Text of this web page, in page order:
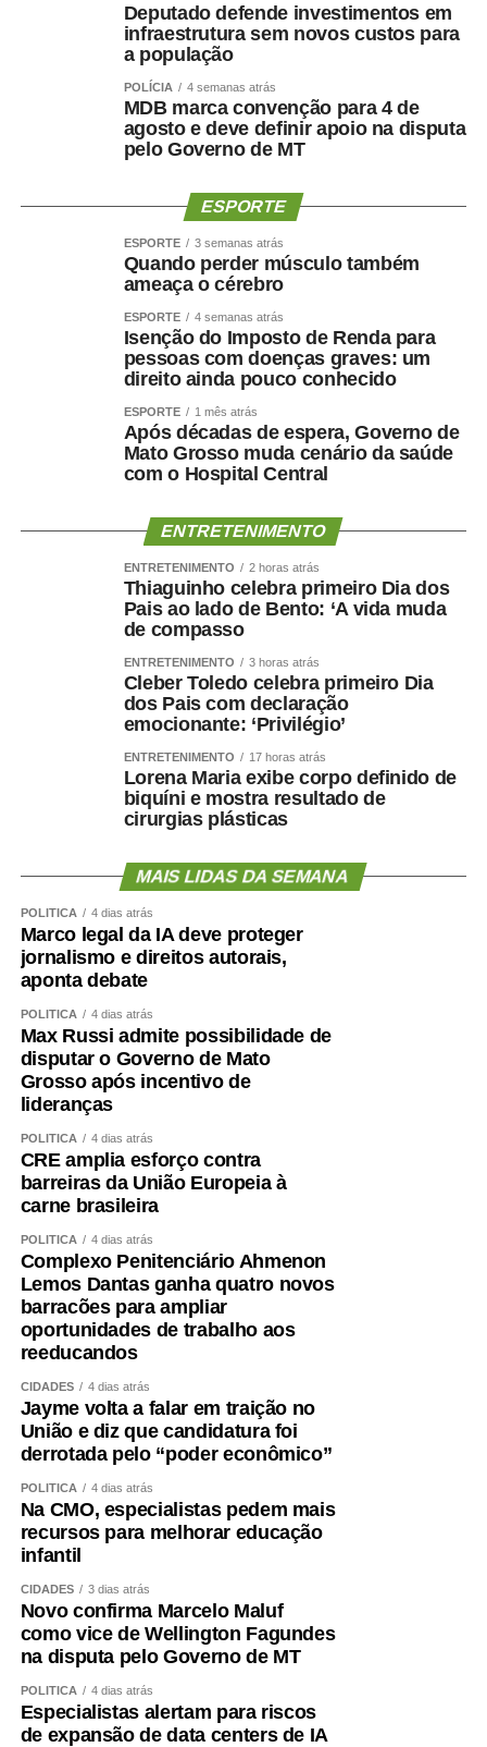
Deputado defende investimentos em
infraestrutura sem novos custos para
a população
POLÍCIA 4 semanas atrás
MDB marca convenção para 4 de
agosto e deve definir apoio na disputa
pelo Governo de MT
ESPORTE
ESPORTE 3 semanas atrás
Quando perder músculo também
ameaça o cérebro
ESPORTE 4 semanas atrás
Isenção do Imposto de Renda para
pessoas com doenças graves: um
direito ainda pouco conhecido
ESPORTE 1 mês atrás
Após décadas de espera, Governo de
Mato Grosso muda cenário da saúde
com o Hospital Central
ENTRETENIMENTO
ENTRETENIMENTO 2 horas atrás
Thiaguinho celebra primeiro Dia dos
Pais ao lado de Bento: ‘A vida muda
de compasso
ENTRETENIMENTO 3 horas atrás
Cleber Toledo celebra primeiro Dia
dos Pais com declaração
emocionante: ‘Privilégio’
ENTRETENIMENTO 17 horas atrás
Lorena Maria exibe corpo definido de
biquíni e mostra resultado de
cirurgias plásticas
MAIS LIDAS DA SEMANA
POLÍTICA 4 dias atrás
Marco legal da IA deve proteger
jornalismo e direitos autorais,
aponta debate
POLÍTICA 4 dias atrás
Max Russi admite possibilidade de
disputar o Governo de Mato
Grosso após incentivo de
lideranças
POLÍTICA 4 dias atrás
CRE amplia esforço contra
barreiras da União Europeia à
carne brasileira
POLÍTICA 4 dias atrás
Complexo Penitenciário Ahmenon
Lemos Dantas ganha quatro novos
barracões para ampliar
oportunidades de trabalho aos
reeducandos
CIDADES 4 dias atrás
Jayme volta a falar em traição no
União e diz que candidatura foi
derrotada pelo “poder econômico”
POLÍTICA 4 dias atrás
Na CMO, especialistas pedem mais
recursos para melhorar educação
infantil
CIDADES 3 dias atrás
Novo confirma Marcelo Maluf
como vice de Wellington Fagundes
na disputa pelo Governo de MT
POLÍTICA 4 dias atrás
Especialistas alertam para riscos
de expansão de data centers de IA